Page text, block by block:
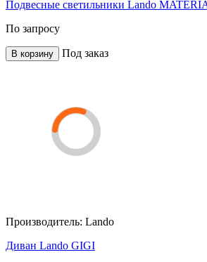
Подвесные светильники Lando
По запросу
В корзину Под заказ
Производитель: Lando
Диван Lando GIGI